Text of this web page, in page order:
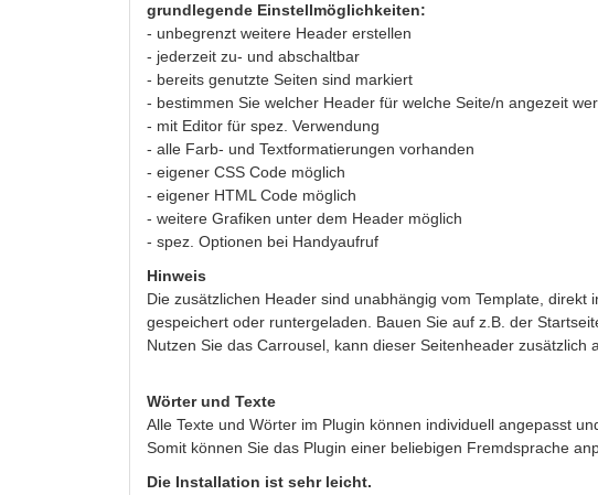
grundlegende Einstellmöglichkeiten:
- unbegrenzt weitere Header erstellen
- jederzeit zu- und abschaltbar
- bereits genutzte Seiten sind markiert
- bestimmen Sie welcher Header für welche Seite/n angezeit
- mit Editor für spez. Verwendung
- alle Farb- und Textformatierungen vorhanden
- eigener CSS Code möglich
- eigener HTML Code möglich
- weitere Grafiken unter dem Header möglich
- spez. Optionen bei Handyaufruf
Hinweis
Die zusätzlichen Header sind unabhängig vom Template,
gespeichert oder runtergeladen. Bauen Sie auf z.B. der
Nutzen Sie das Carrousel, kann dieser Seitenheader zusätzlich
Wörter und Texte
Alle Texte und Wörter im Plugin können individuell angepasst
Somit können Sie das Plugin einer beliebigen Fremdsprache
Die Installation ist sehr leicht.